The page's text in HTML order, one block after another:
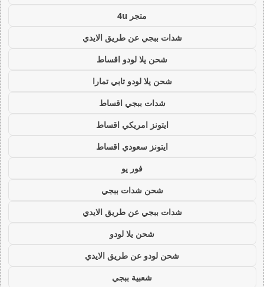
متجر 4u
شدات ببجي عن طريق الايدي
شحن يلا لودو اقساط
شحن يلا لودو تابي تمارا
شدات ببجي اقساط
ايتونز امريكي اقساط
ايتونز سعودي اقساط
فور يو
شحن شدات ببجي
شدات ببجي عن طريق الايدي
شحن يلا لودو
شحن لودو عن طريق الايدي
شعبية ببجي